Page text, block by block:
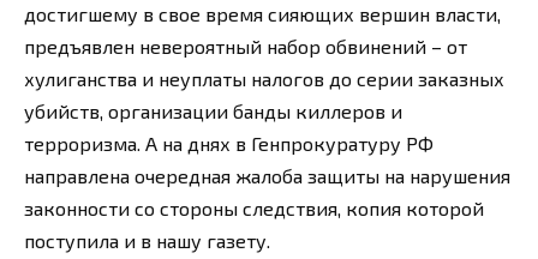
достигшему в свое время сияющих вершин власти,
предъявлен невероятный набор обвинений – от
хулиганства и неуплаты налогов до серии заказных
убийств, организации банды киллеров и
терроризма. А на днях в Генпрокуратуру РФ
направлена очередная жалоба защиты на нарушения
законности со стороны следствия, копия которой
поступила и в нашу газету.